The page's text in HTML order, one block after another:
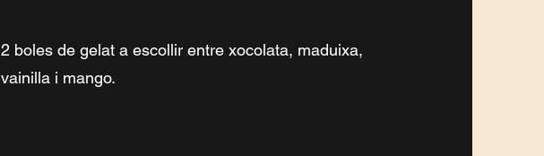
2 boles de gelat a escollir entre xocolata, maduixa,
vainilla i mango.